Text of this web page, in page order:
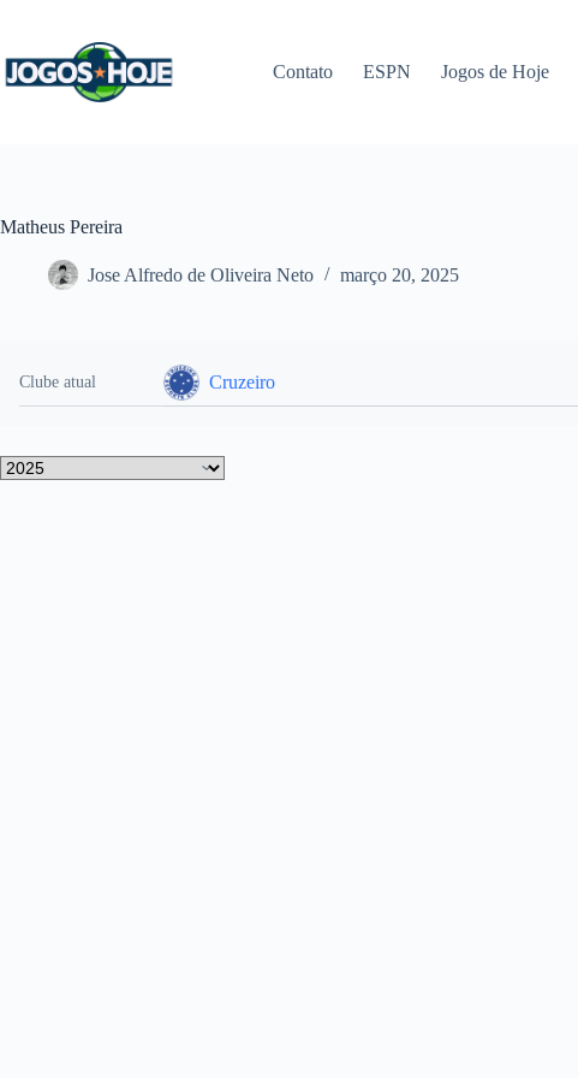
conteúdo
Contato ESPN Jogos de Hoje
Matheus Pereira
Jose Alfredo de Oliveira Neto março 20, 2025
Clube atual Cruzeiro